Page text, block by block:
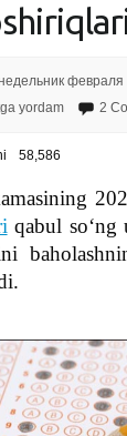
февраля
yordam 2
58,586
qabul soʻng